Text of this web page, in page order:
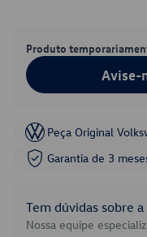
Produto
Avise-
Peça Original
Garantia de 3
Tem dúvidas sobre
Nossa equipe